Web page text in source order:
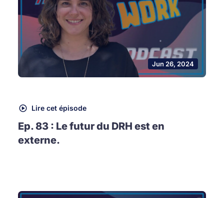
Jun 26, 2024
Lire cet épisode
Ep. 83 : Le futur du DRH est en
externe.